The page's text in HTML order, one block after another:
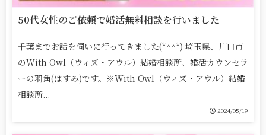
50代女性のご依頼で婚活無料相談を行いました
千葉までお話を伺いに行ってきました(*^^*) 埼玉県、川口市
のWith Owl（ウィズ・アウル）結婚相談所、婚活カウンセラ
ーの羽角(はすみ)です。※With Owl（ウィズ・アウル）結婚
相談所...
2024/05/19